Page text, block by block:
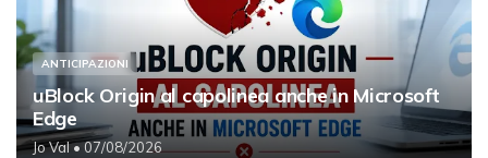
ANTICIPAZIONI
uBlock Origin al capolinea anche in Microsoft
Edge
Jo Val• 07/08/2026